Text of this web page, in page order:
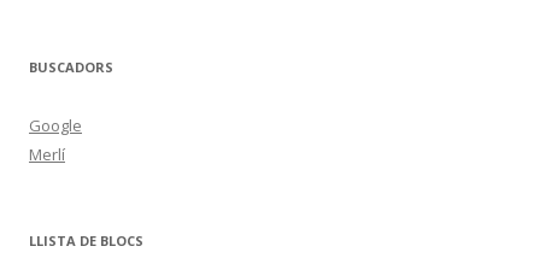
BUSCADORS
Google
Merlí
LLISTA DE BLOCS